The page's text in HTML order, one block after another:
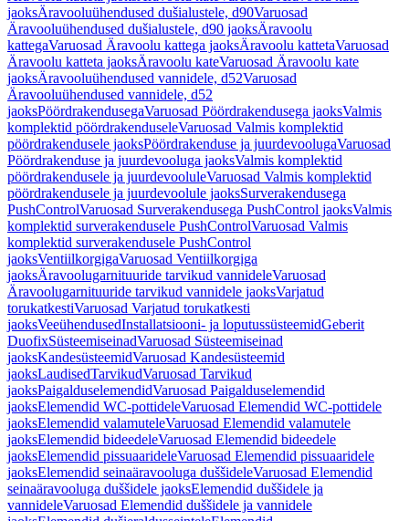
jaoksÄravooluühendused dušialustele, d90Varuosad
Äravooluühendused dušialustele, d90 jaoksÄravoolu
kattegaVaruosad Äravoolu kattega jaoksÄravoolu kattetaVaruosad
Äravoolu katteta jaoksÄravoolu kateVaruosad Äravoolu kate
jaoksÄravooluühendused vannidele, d52Varuosad
Äravooluühendused vannidele, d52
jaoksPöördrakendusegaVaruosad Pöördrakendusega jaoksValmis
komplektid pöördrakenduseleVaruosad Valmis komplektid
pöördrakendusele jaoksPöördrakenduse ja juurdevoolugaVaruosad
Pöördrakenduse ja juurdevooluga jaoksValmis komplektid
pöördrakendusele ja juurdevooluleVaruosad Valmis komplektid
pöördrakendusele ja juurdevoolule jaoksSurverakendusega
PushControlVaruosad Surverakendusega PushControl jaoksValmis
komplektid surverakendusele PushControlVaruosad Valmis
komplektid surverakendusele PushControl
jaoksVentiilkorgigaVaruosad Ventiilkorgiga
jaoksÄravoolugarnituuride tarvikud vannideleVaruosad
Äravoolugarnituuride tarvikud vannidele jaoksVarjatud
torukatkestiVaruosad Varjatud torukatkesti
jaoksVeeühendusedInstallatsiooni- ja loputussüsteemidGeberit
DuofixSüsteemiseinadVaruosad Süsteemiseinad
jaoksKandesüsteemidVaruosad Kandesüsteemid
jaoksLaudisedTarvikudVaruosad Tarvikud
jaoksPaigalduselemendidVaruosad Paigalduselemendid
jaoksElemendid WC-pottideleVaruosad Elemendid WC-pottidele
jaoksElemendid valamuteleVaruosad Elemendid valamutele
jaoksElemendid bideedeleVaruosad Elemendid bideedele
jaoksElemendid pissuaarideleVaruosad Elemendid pissuaaridele
jaoksElemendid seinaäravooluga duššideleVaruosad Elemendid
seinaäravooluga duššidele jaoksElemendid duššidele ja
vannideleVaruosad Elemendid duššidele ja vannidele